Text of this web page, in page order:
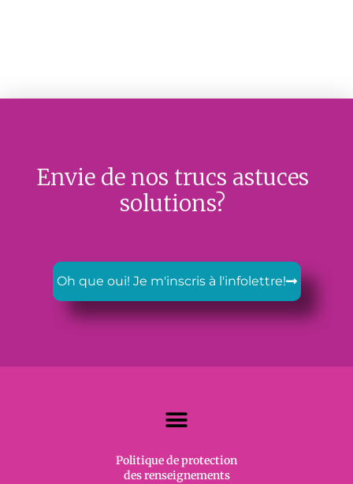
Envie de nos trucs astuces
solutions?
Oh que oui! Je m'inscris à l'infolettre!
Politique de protection
des renseignements